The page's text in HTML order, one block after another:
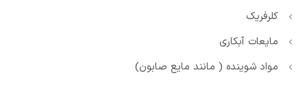
کلرفریک
مایعات آبکاری
مواد شوینده ( مانند مایع صابون)